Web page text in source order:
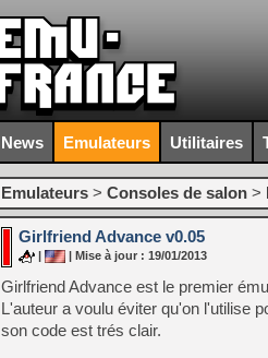
News Emulateurs Utilitaires
Emulateurs > Consoles de salon >
Girlfriend Advance v0.05
| | Mise à jour : 19/01/2013
Girlfriend Advance est le premier
L'auteur a voulu éviter qu'on l'utilise
son code est trés clair.